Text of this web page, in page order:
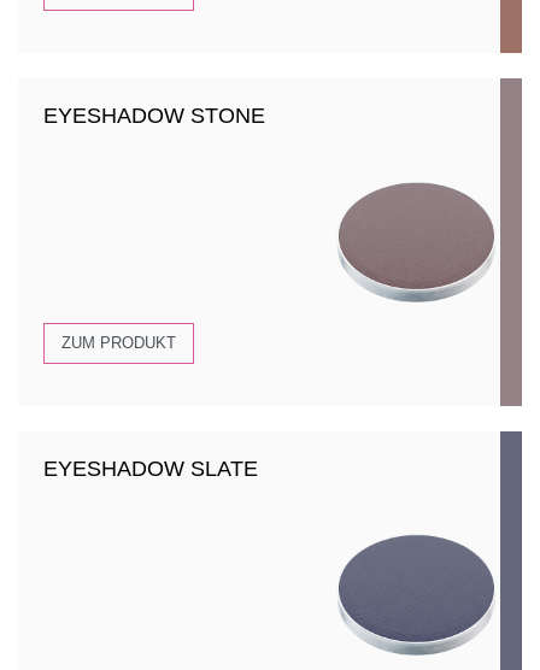
EYESHADOW STONE
ZUM PRODUKT
EYESHADOW SLATE